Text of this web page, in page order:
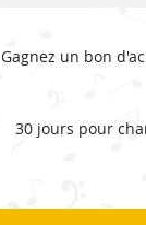
Gagnez un bon
30 jours pour